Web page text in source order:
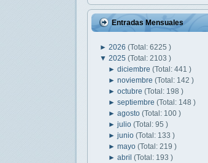
Entradas Mensuales
► 2026 (Total: 6225 )
▼ 2025 (Total: 2103 )
►diciembre(Total: 441 )
►noviembre(Total: 142 )
►octubre(Total: 198 )
►septiembre(Total: 148 )
►agosto(Total: 100 )
►julio(Total: 95 )
►junio(Total: 133 )
►mayo(Total: 219 )
►abril(Total: 193 )